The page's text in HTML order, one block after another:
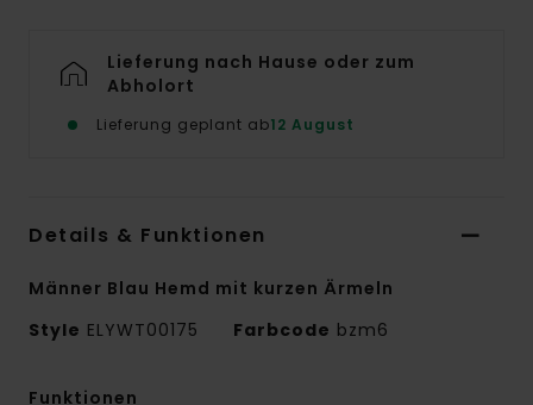
Lieferung nach Hause oder zum
Abholort
Lieferung geplant ab12 August
Details & Funktionen
Männer Blau Hemd mit kurzen Ärmeln
Style ELYWT00175 Farbcode bzm6
Funktionen